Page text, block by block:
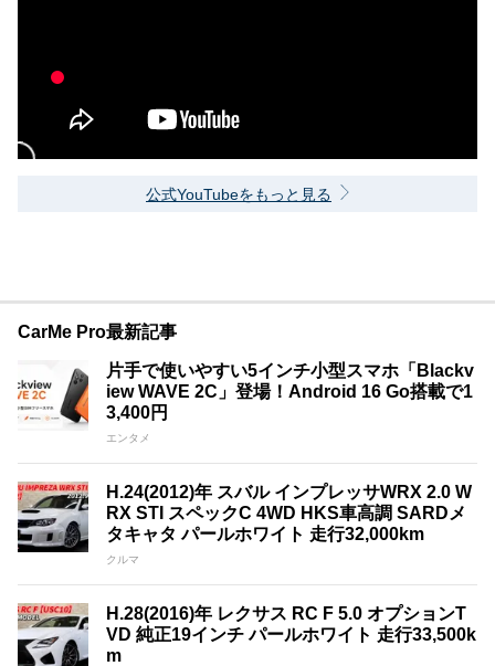
公式YouTubeをもっと見る
CarMe Pro最新記事
片手で使いやすい5インチ小型スマホ「Blackv
iew WAVE 2C」登場！Android 16 Go搭載で1
3,400円
エンタメ
H.24(2012)年 スバル インプレッサWRX 2.0 W
RX STI スペックC 4WD HKS車高調 SARDメ
タキャタ パールホワイト 走行32,000km
クルマ
H.28(2016)年 レクサス RC F 5.0 オプションT
VD 純正19インチ パールホワイト 走行33,500k
m